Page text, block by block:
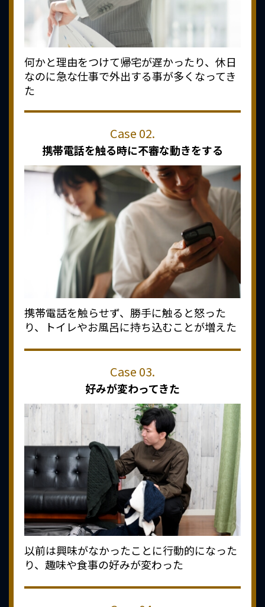
何かと理由をつけて帰宅が遅かったり、休日
なのに急な仕事で外出する事が多くなってき
た
携帯電話を触る時に不審な動きをする
携帯電話を触らせず、勝手に触ると怒った
り、トイレやお風呂に持ち込むことが増えた
好みが変わってきた
以前は興味がなかったことに行動的になった
り、趣味や食事の好みが変わった